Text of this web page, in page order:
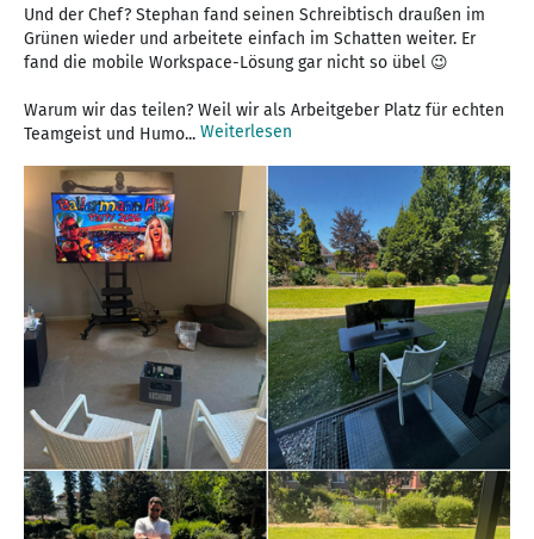
Und der Chef? Stephan fand seinen Schreibtisch draußen im
Grünen wieder und arbeitete einfach im Schatten weiter. Er
fand die mobile Workspace-Lösung gar nicht so übel 😉
Warum wir das teilen? Weil wir als Arbeitgeber Platz für echten
Teamgeist und Humo... Weiterlesen